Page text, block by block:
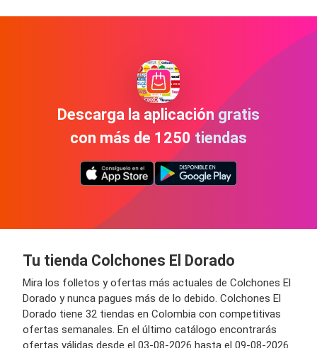
Descarga la aplicación gratis
con más de 1250 tiendas
Tu tienda Colchones El Dorado
Mira los folletos y ofertas más actuales de Colchones El
Dorado y nunca pagues más de lo debido. Colchones El
Dorado tiene 32 tiendas en Colombia con competitivas
ofertas semanales. En el último catálogo encontrarás
ofertas válidas desde el 03-08-2026 hasta el 09-08-2026.